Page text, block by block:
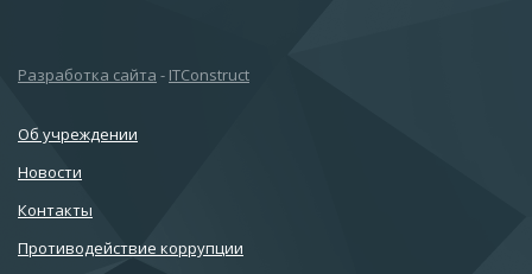
Разработка сайта - ITConstruct
Об учреждении
Новости
Контакты
Противодействие коррупции